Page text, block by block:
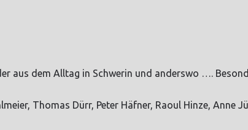
aus dem Alltag in Schwerin und anderswo ….
Thomas Dürr, Peter Häfner, Raoul Hinze,